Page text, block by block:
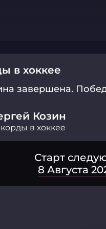
в хоккее
завершена.
Козин
в хоккее
Старт
8 Августа